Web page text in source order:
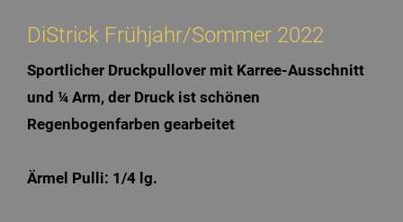
DiStrick Frühjahr/Sommer 2022
Sportlicher Druckpullover mit Karree-Ausschnitt
und ¼ Arm, der Druck ist schönen
Regenbogenfarben gearbeitet
Ärmel Pulli: 1/4 lg.